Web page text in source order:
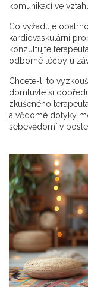
komunikací ve
Co vyžaduje
kardiovaskulární
konzultujte
odborné léčby u
Chcete-li to
domluvte si
zkušeného
a vědomé dotyky
sebevědomí v